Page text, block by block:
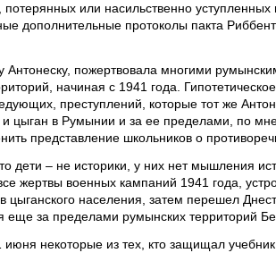
или насильственно уступленных
дополнительные протоколы пакта
Антонеску, пожертвовала многими
начиная с 1941 года.
преступлений, которые тот же
и цыган в Румынии и за ее пределами, по
представление школьников о
дети – не историки, у них нет мышления
жертвы военных кампаний 1941 года,
цыганского населения, затем перешел
еще за пределами румынских территорий
июня некоторые из тех, кто защищал